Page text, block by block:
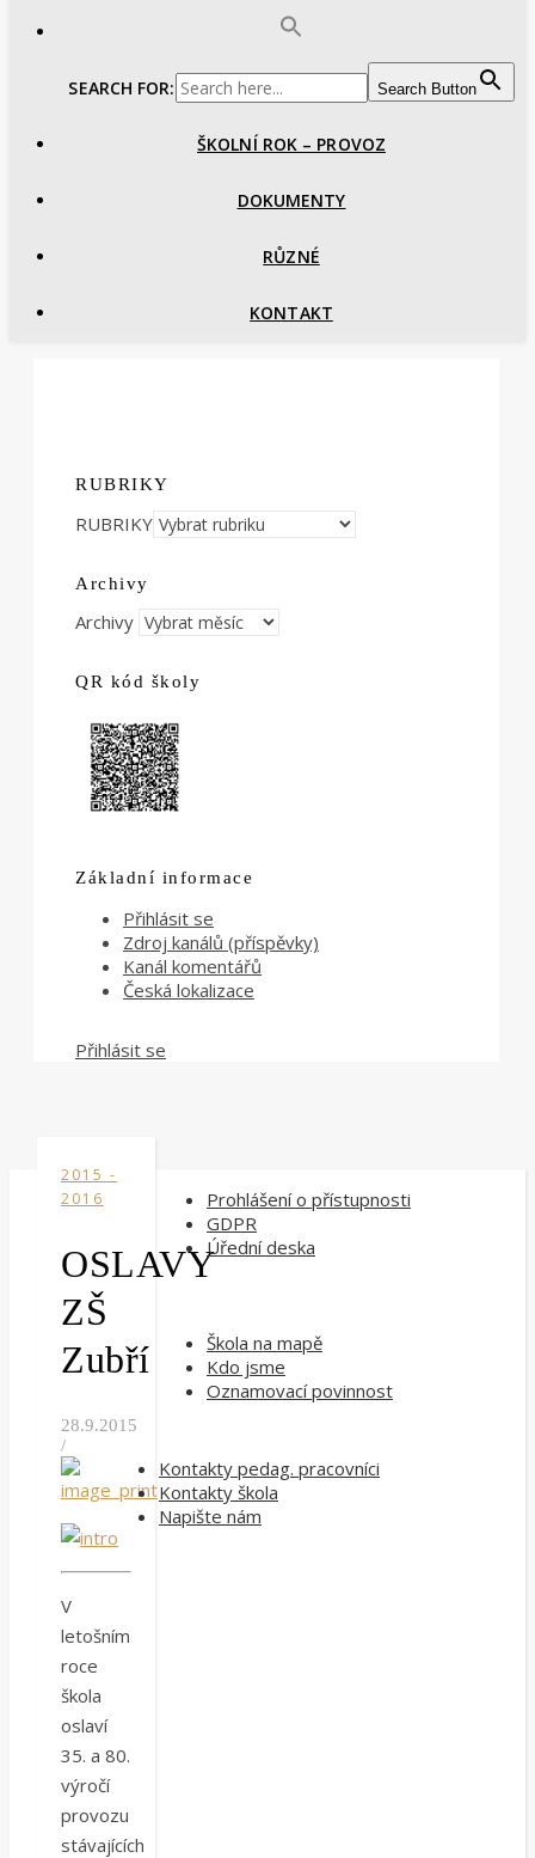
SEARCH FOR: Search Button
ŠKOLNÍ ROK – PROVOZ
DOKUMENTY
RŮZNÉ
KONTAKT
RUBRIKY
RUBRIKY
Archivy
Archivy
QR kód školy
Základní informace
Přihlásit se
Zdroj kanálů (příspěvky)
Kanál komentářů
Česká lokalizace
Přihlásit se
2015 -
2016
OSLAVY
ZŠ
Zubří
28.9.2015
/
V
letošním
roce
škola
oslaví
35. a 80.
výročí
provozu
stávajících
Prohlášení o přístupnosti
GDPR
Úřední deska
Škola na mapě
Kdo jsme
Oznamovací povinnost
Kontakty pedag. pracovníci
Kontakty škola
Napište nám